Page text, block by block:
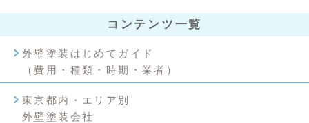
コンテンツ一覧
外壁塗装はじめてガイド
（費用・種類・時期・業者）
東京都内・エリア別
外壁塗装会社